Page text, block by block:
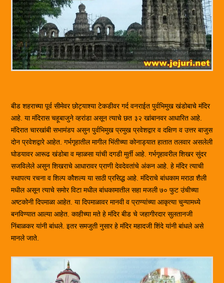
बीड शहराच्या पूर्व सीमेवर छोट्याश्या टेकडीवर गर्द वनराईत पुर्वभिमुख खंडोबाचे मंदिर
आहे. या मंदिरास चहूबाजुने व्हरांडा असून त्याचे छत ३२ खांबानवर आधारित आहे.
मंदिरात चारखांबी सभामंडप असुन पुर्वभिमुख प्रमुख प्रवेशद्वार व दक्षिण व उत्तर बाजुस
दोन प्रवेशद्वारे आहेत. गर्भगृहातील मागील भिंतीच्या कोनाड्यात हातात तलवार असलेली
घोडयावर आरूढ खंडोबा व म्हाळसा यांची दगडी मुर्ती आहे. गर्भगृहावरील शिखर सुंदर
सजविलेले असुन शिखराचे आधारावर प्राणी देवदेवतांचे अंकन आहे. हे मंदिर त्याची
स्थापत्य रचना व शिल्प कौशल्य या साठी प्रसिद्ध आहे. मंदिराचे बांधकाम मराठा शैली
मधील असून त्याचे समोर विटा मधील बांधकामातील सहा मजली ७० फुट उंचीच्या
अष्टकोनी दिपमाळा आहेत. या दिपमाळावर मानवी व प्राण्यांच्या आकृत्या चुन्यामध्ये
बनविण्यात आल्या आहेत. काहीच्या मते हे मंदिर बीड चे जहागीरदार सुलतानजी
निंबाळकर यांनी बांधले. इतर समजुती नुसार हे मंदिर महादजी शिंदे यांनी बांधले असे
मानले जाते.